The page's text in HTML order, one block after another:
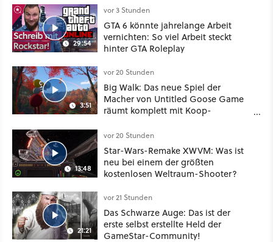
Mass Effect
29:54
vor 3 Stunden
GTA 6 könnte jahrelange Arbeit
vernichten: So viel Arbeit steckt
hinter GTA Roleplay
3:51
vor 20 Stunden
Big Walk: Das neue Spiel der
Macher von Untitled Goose Game
räumt komplett mit Koop-
13:48
vor 20 Stunden
Star-Wars-Remake XWVM: Was ist
neu bei einem der größten
kostenlosen Weltraum-Shooter?
21:21
vor 21 Stunden
Das Schwarze Auge: Das ist der
erste selbst erstellte Held der
GameStar-Community!